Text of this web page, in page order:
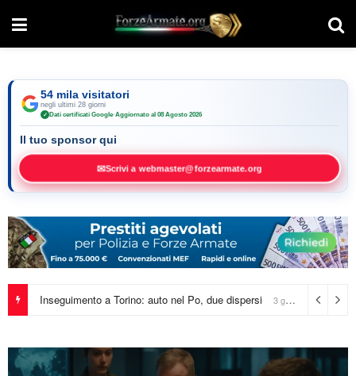
54 mila visitatori
negli ultimi 28 giorni
✓ Dati certificati Google·Aggiornato al 08 Agosto 2026
Il tuo sponsor qui
✉Scrivi a webmaster@forzearmate.org
Italia in allerta: caldo record e temporali in arrivo 3 giorni ago